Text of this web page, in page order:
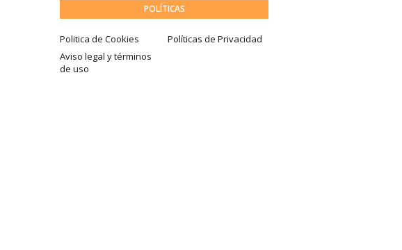
POLÍTICAS
Politica de Cookies
Políticas de Privacidad
Aviso legal y términos
de uso